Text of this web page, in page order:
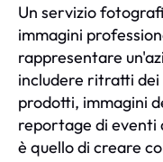
Un servizio
immagini
rappresentare
includere ritratti
prodotti, immagini
reportage di eventi
è quello di creare